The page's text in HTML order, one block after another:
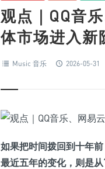
观点｜QQ音
体市场进入新
Music 音乐 2026-05-31
如果把时间拨回到十年
最近五年的变化，则是